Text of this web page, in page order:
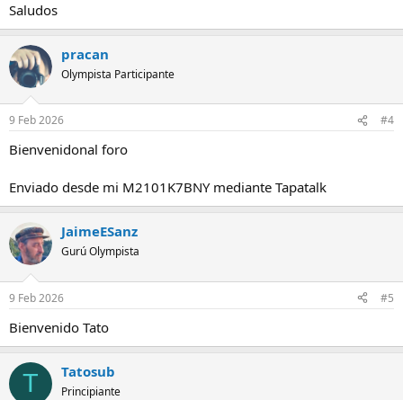
Saludos
pracan
Olympista Participante
9 Feb 2026 #4
Bienvenidonal foro
Enviado desde mi M2101K7BNY mediante Tapatalk
JaimeESanz
Gurú Olympista
9 Feb 2026 #5
Bienvenido Tato
T Tatosub
Principiante